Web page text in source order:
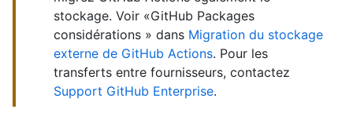
stockage. Voir «GitHub Packages
considérations » dans Migration du stockage
externe de GitHub Actions. Pour les
transferts entre fournisseurs, contactez
Support GitHub Enterprise.